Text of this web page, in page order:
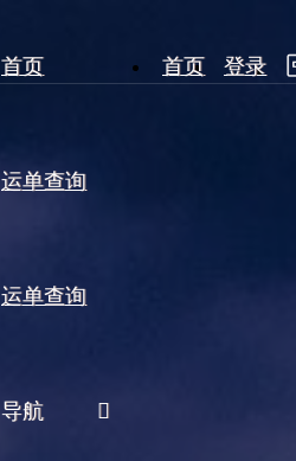
首页 登录
首页
运单查询
运单查询
导航